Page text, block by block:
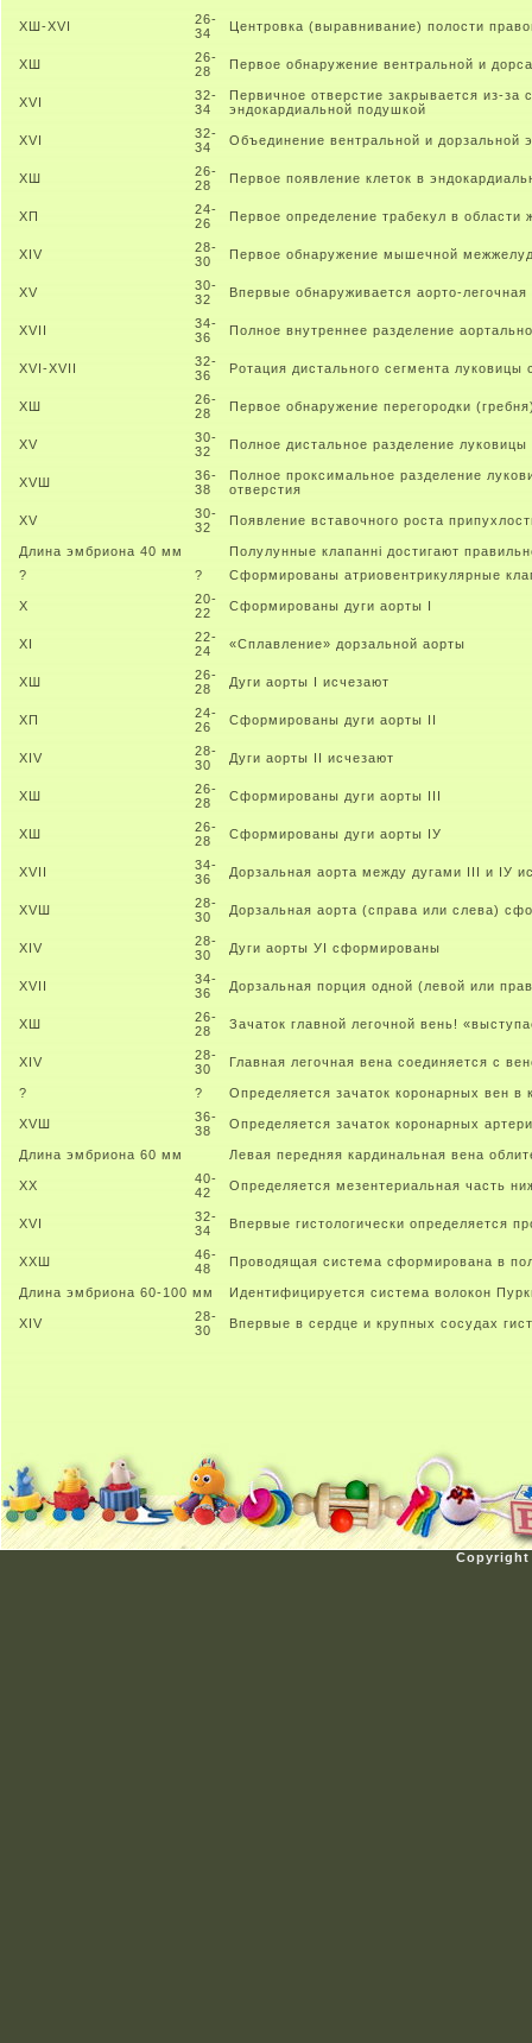
XШ-XVI
26-
34
Центровка (выравнивание) полости
XШ
26-
28
Первое обнаружение вентральной и
XVI
32-
34
Первичное отверстие закрывается из-за
эндокардиальной подушкой
XVI
32-
34
Объединение вентральной и дорзальной
XШ
26-
28
Первое появление клеток в
XП
24-
26
Первое определение трабекул в области
XIV
28-
30
Первое обнаружение мышечной
XV
30-
32
Впервые обнаруживается аорто-легочная
XVII
34-
36
Полное внутреннее разделение
XVI-XVII
32-
36
Ротация дистального сегмента луковицы
XШ
26-
28
Первое обнаружение перегородки
XV
30-
32
Полное дистальное разделение луковицы
XVШ
36-
38
Полное проксимальное разделение
отверстия
XV
30-
32
Появление вставочного роста
Длина эмбриона 40 мм
Полулунные клапанні достигают
?
? Сформированы атриовентрикулярные
Х
20-
22
Сформированы дуги аорты I
XI
22-
24
«Сплавление» дорзальной аорты
XШ
26-
28
Дуги аорты I исчезают
XП
24-
26
Сформированы дуги аорты II
XIV
28-
30
Дуги аорты II исчезают
XШ
26-
28
Сформированы дуги аорты III
XШ
26-
28
Сформированы дуги аорты IУ
XVII
34-
36
Дорзальная аорта между дугами III и IУ
XVШ
28-
30
Дорзальная аорта (справа или слева)
XIV
28-
30
Дуги аорты УI сформированы
XVII
34-
36
Дорзальная порция одной (левой или
XШ
26-
28
Зачаток главной легочной вень!
XIV
28-
30
Главная легочная вена соединяется с
? ? Определяется зачаток коронарных вен в
XVШ
36-
38
Определяется зачаток коронарных
Длина эмбриона 60 мм Левая передняя кардинальная вена
XX
40-
42
Определяется мезентериальная часть
XVI
32-
34
Впервые гистологически определяется
XXШ
46-
48
Проводящая система сформирована в
Длина эмбриона 60-100 мм Идентифицируется система волокон
XIV
28-
30
Впервые в сердце и крупных сосудах